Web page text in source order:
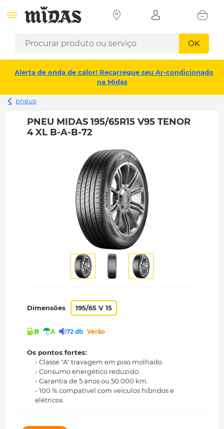
OK
Alerta de onda de calor! Recarregue seu Ar-condicionado
na Midas
pneus
PNEU MIDAS 195/65R15 V95 TENOR
4 XL B-A-B-72
Dimensões 195/65 V 15
B A 72 db Verão
Os pontos fortes:
- Classe "A" travagem em piso molhado.
- Consumo energético reduzido.
- Garantia de 5 anos ou 50.000 km.
- 100 % compatível com veículos híbridos e
elétricos.